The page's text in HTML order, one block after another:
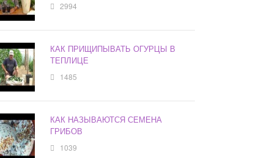
2994
КАК ПРИЩИПЫВАТЬ ОГУРЦЫ В
ТЕПЛИЦЕ
1485
КАК НАЗЫВАЮТСЯ СЕМЕНА
ГРИБОВ
1039